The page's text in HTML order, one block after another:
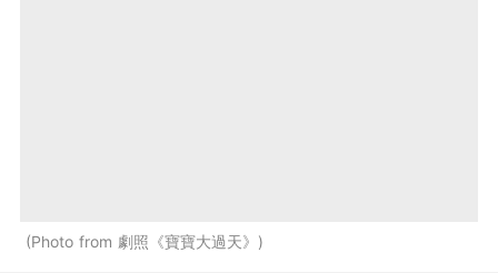
Photo from 劇照《寶寶大過天》